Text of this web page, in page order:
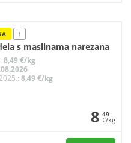
!
s maslinama narezana
8,49 €/kg
8,49 €/kg
8 49
€/kg